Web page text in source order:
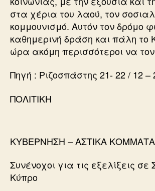
στα χέρια του λαού, τον
κομμουνισμό. Αυτόν τον δρόμο
καθημερινή δράση και πάλη το
ώρα ακόμη περισσότεροι να
Πηγή : Ριζοσπάστης 21- 22 / 12 –
ΠΟΛΙΤΙΚΗ
ΚΥΒΕΡΝΗΣΗ – ΑΣΤΙΚΑ ΚΟΜΜΑΤΑ
Συνένοχοι για τις εξελίξεις σε
Κύπρο